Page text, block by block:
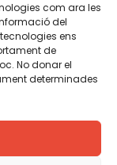
com ara les
del
ens
de
No donar el
determinades
Per això
llevat que en
a copiar,